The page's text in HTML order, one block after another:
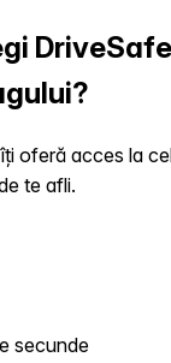
oferă acces la
te afli.
secunde